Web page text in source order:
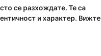
се разхождате. Те са
и характер. Вижте